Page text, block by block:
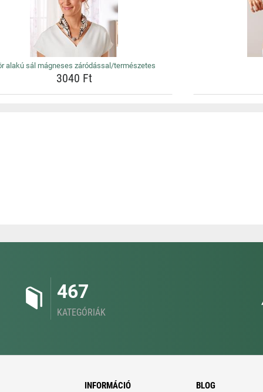
alakú sál mágneses záródással/természetes
3040 Ft
467
KATEGÓRIÁK
INFORMÁCIÓ BLOG